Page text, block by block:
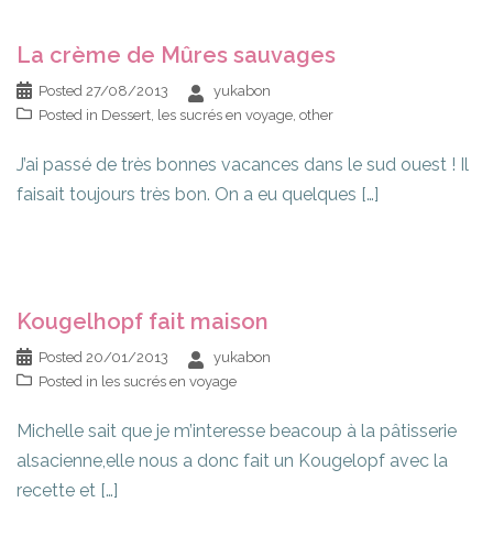
La crème de Mûres sauvages
Posted 27/08/2013
yukabon
Posted in Dessert, les sucrés en voyage, other
J’ai passé de très bonnes vacances dans le sud ouest ! Il
faisait toujours très bon. On a eu quelques […]
Kougelhopf fait maison
Posted 20/01/2013
yukabon
Posted in les sucrés en voyage
Michelle sait que je m’interesse beacoup à la pâtisserie
alsacienne,elle nous a donc fait un Kougelopf avec la
recette et […]